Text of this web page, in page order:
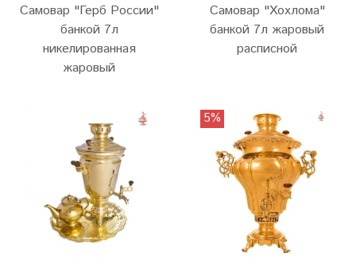
Самовар "Герб России"
банкой 7л
никелированная
жаровый
Самовар "Хохлома"
банкой 7л жаровый
расписной
5%